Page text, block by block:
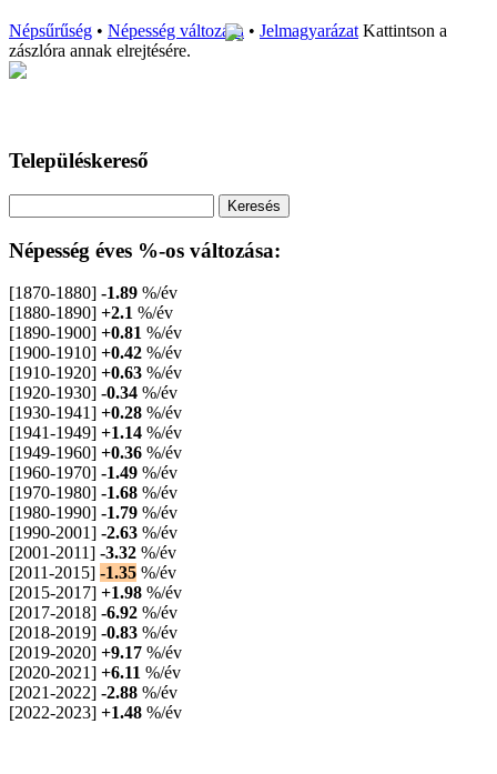
Népsűrűség • Népesség változása • JelmagyarázatKattintson a
zászlóra annak elrejtésére.
Településkereső
Népesség éves %-os változása:
[1870-1880] -1.89 %/év
[1880-1890] +2.1 %/év
[1890-1900] +0.81 %/év
[1900-1910] +0.42 %/év
[1910-1920] +0.63 %/év
[1920-1930] -0.34 %/év
[1930-1941] +0.28 %/év
[1941-1949] +1.14 %/év
[1949-1960] +0.36 %/év
[1960-1970] -1.49 %/év
[1970-1980] -1.68 %/év
[1980-1990] -1.79 %/év
[1990-2001] -2.63 %/év
[2001-2011] -3.32 %/év
[2011-2015] -1.35 %/év
[2015-2017] +1.98 %/év
[2017-2018] -6.92 %/év
[2018-2019] -0.83 %/év
[2019-2020] +9.17 %/év
[2020-2021] +6.11 %/év
[2021-2022] -2.88 %/év
[2022-2023] +1.48 %/év